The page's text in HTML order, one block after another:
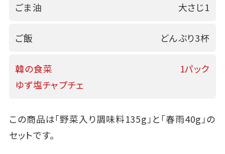
ごま油 大さじ1
ご飯 どんぶり3杯
韓の食菜
ゆず塩チャプチェ
1パック
この商品は「野菜入り調味料135g」と「春雨40g」の
セットです。